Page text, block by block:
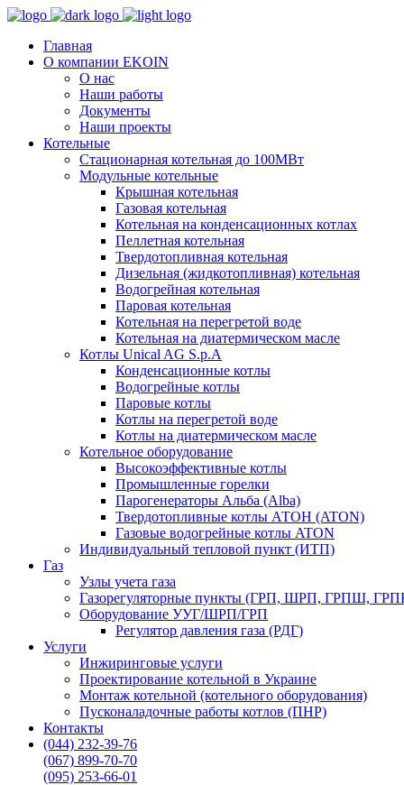
Главная
О компании EKOIN
О нас
Наши работы
Документы
Наши проекты
Котельные
Стационарная котельная до 100МВт
Модульные котельные
Крышная котельная
Газовая котельная
Котельная на конденсационных котлах
Пеллетная котельная
Твердотопливная котельная
Дизельная (жидкотопливная) котельная
Водогрейная котельная
Паровая котельная
Котельная на перегретой воде
Котельная на диатермическом масле
Котлы Unical AG S.p.A
Конденсационные котлы
Водогрейные котлы
Паровые котлы
Котлы на перегретой воде
Котлы на диатермическом масле
Котельное оборудование
Высокоэффективные котлы
Промышленные горелки
Парогенераторы Альба (Alba)
Твердотопливные котлы АТОН (ATON)
Газовые водогрейные котлы ATON
Индивидуальный тепловой пункт (ИТП)
Газ
Узлы учета газа
Газорегуляторные пункты (ГРП, ШРП, ГРПШ,
Оборудование УУГ/ШРП/ГРП
Регулятор давления газа (РДГ)
Услуги
Инжиринговые услуги
Проектирование котельной в Украине
Монтаж котельной (котельного оборудования)
Пусконаладочные работы котлов (ПНР)
Контакты
(044) 232-39-76
(067) 899-70-70
(095) 253-66-01